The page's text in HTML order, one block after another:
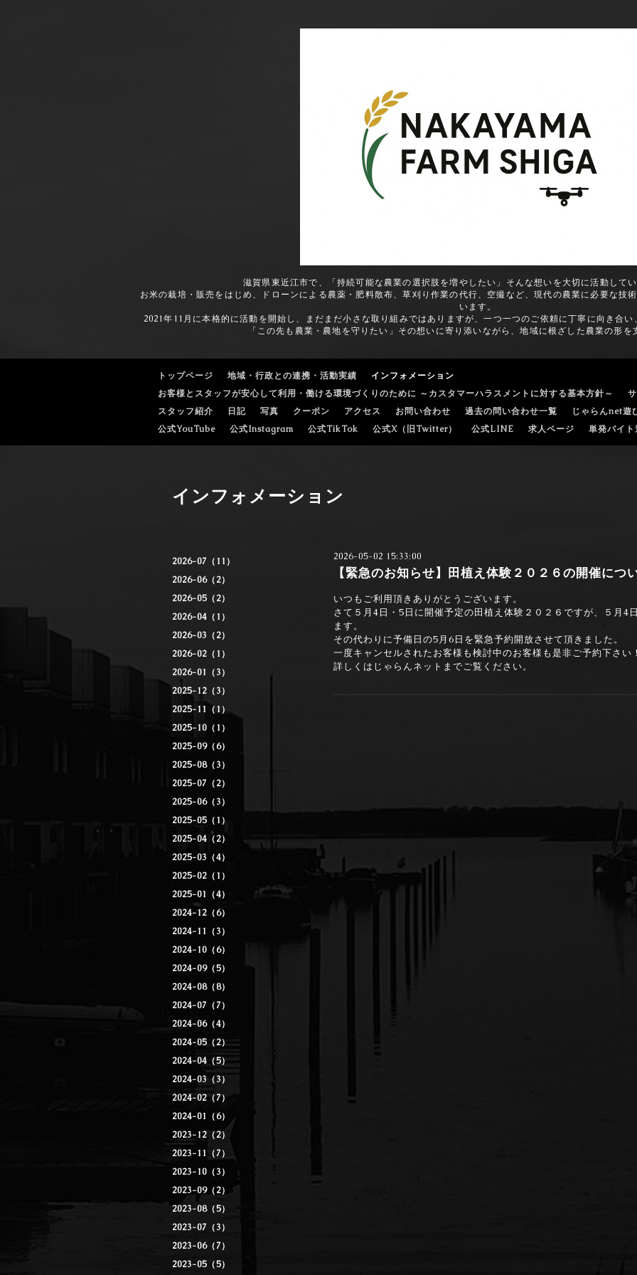
滋賀県東近江市で、「持続可能な農業の選択肢を増やしたい」そんな想いを大切に活動して
お米の栽培・販売をはじめ、ドローンによる農薬・肥料散布、草刈り作業の代行、空撮など、現代の農業に必要な技
います。
2021年11月に本格的に活動を開始し、まだまだ小さな取り組みではありますが、一つ一つのご依頼に丁寧に向き合
「この先も農業・農地を守りたい」その想いに寄り添いながら、地域に根ざした農業の形を
トップページ 地域・行政との連携・活動実績
インフォメーション
お客様とスタッフが安心して利用・働ける環境づくりのために ～カスタマーハラスメントに対する基本方針～
スタッフ紹介
日記 写真 クーポン アクセス お問い合わせ 過去の問い合わせ一覧
じゃらんnet遊
公式YouTube
公式Instagram 公式TikTok 公式X（旧Twitter） 公式LINE 求人ページ 単発バイ
2026-07（11）
2026-06（2）
2026-05（2）
2026-04（1）
2026-03（2）
2026-02（1）
2026-01（3）
2025-12（3）
2025-11（1）
2025-10（1）
2025-09（6）
2025-08（3）
2025-07（2）
2025-06（3）
2025-05（1）
2025-04（2）
2025-03（4）
2025-02（1）
2025-01（4）
2024-12（6）
2024-11（3）
2024-10（6）
2024-09（5）
2024-08（8）
2024-07（7）
2024-06（4）
2024-05（2）
2024-04（5）
2024-03（3）
2024-02（7）
2024-01（6）
2023-12（2）
2023-11（7）
2023-10（3）
2023-09（2）
2023-08（5）
2023-07（3）
2023-06（7）
2023-05（5）
インフォメーション
2026-05-02 15:33:00
【緊急のお知らせ】田植え体験２０２６の開催につ
いつもご利用頂きありがとうございます。
さて５月4日・5日に開催予定の田植え体験２０２６ですが、５月4
ます。
その代わりに予備日の5月6日を緊急予約開放させて頂きました。
一度キャンセルされたお客様も検討中のお客様も是非ご予約下さい
詳しくはじゃらんネットまでご覧ください。